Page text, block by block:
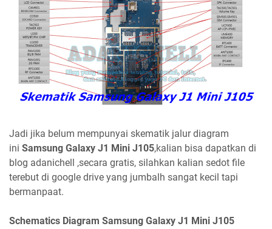
Jadi jika belum mempunyai skematik jalur diagram
ini Samsung Galaxy J1 Mini J105,kalian bisa dapatkan di
blog adanichell ,secara gratis, silahkan kalian sedot file
terebut di google drive yang jumbalh sangat kecil tapi
bermanpaat.
Schematics Diagram Samsung Galaxy J1 Mini J105